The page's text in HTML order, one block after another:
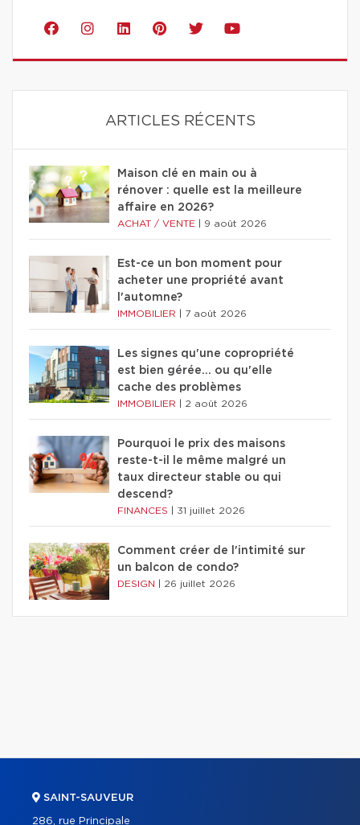
ARTICLES RÉCENTS
Maison clé en main ou à
rénover : quelle est la meilleure
affaire en 2026?
ACHAT / VENTE 9 août 2026
Est-ce un bon moment pour
acheter une propriété avant
l'automne?
IMMOBILIER 7 août 2026
Les signes qu'une copropriété
est bien gérée… ou qu'elle
cache des problèmes
IMMOBILIER 2 août 2026
Pourquoi le prix des maisons
reste-t-il le même malgré un
taux directeur stable ou qui
descend?
FINANCES 31 juillet 2026
Comment créer de l'intimité sur
un balcon de condo?
DESIGN 26 juillet 2026
SAINT-SAUVEUR
286, rue Principale